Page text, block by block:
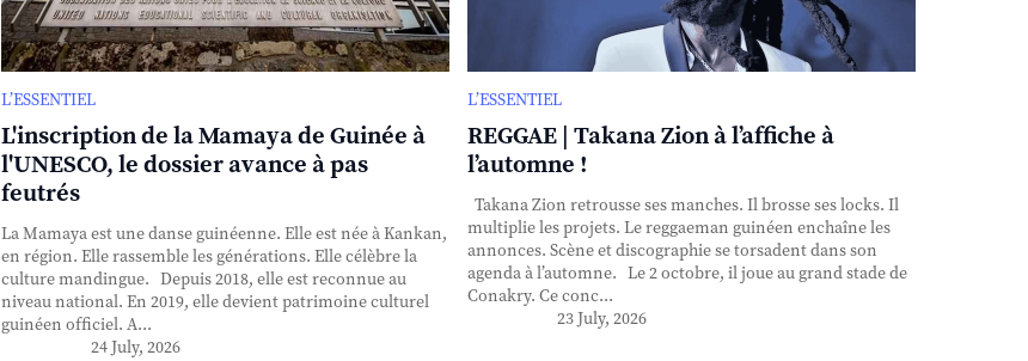
L’ESSENTIEL
L'inscription de la Mamaya de Guinée à
l'UNESCO, le dossier avance à pas
feutrés
La Mamaya est une danse guinéenne. Elle est née à Kankan,
en région. Elle rassemble les générations. Elle célèbre la
culture mandingue. Depuis 2018, elle est reconnue au
niveau national. En 2019, elle devient patrimoine culturel
guinéen officiel. A...
24 July, 2026
L’ESSENTIEL
REGGAE | Takana Zion à l’affiche à
l’automne !
Takana Zion retrousse ses manches. Il brosse ses locks. Il
multiplie les projets. Le reggaeman guinéen enchaîne les
annonces. Scène et discographie se torsadent dans son
agenda à l’automne. Le 2 octobre, il joue au grand stade de
Conakry. Ce conc...
23 July, 2026